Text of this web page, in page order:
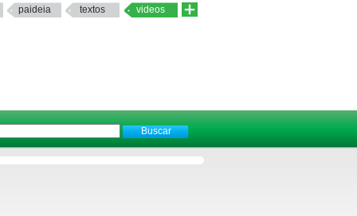
paideia textos videos